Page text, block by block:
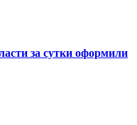
за сутки оформили